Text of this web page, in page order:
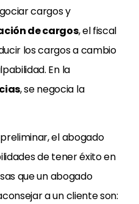
cargos y
de cargos, el fiscal
los cargos a cambio
En la
, se negocia la
el abogado
de tener éxito en
que un abogado
a un cliente son: